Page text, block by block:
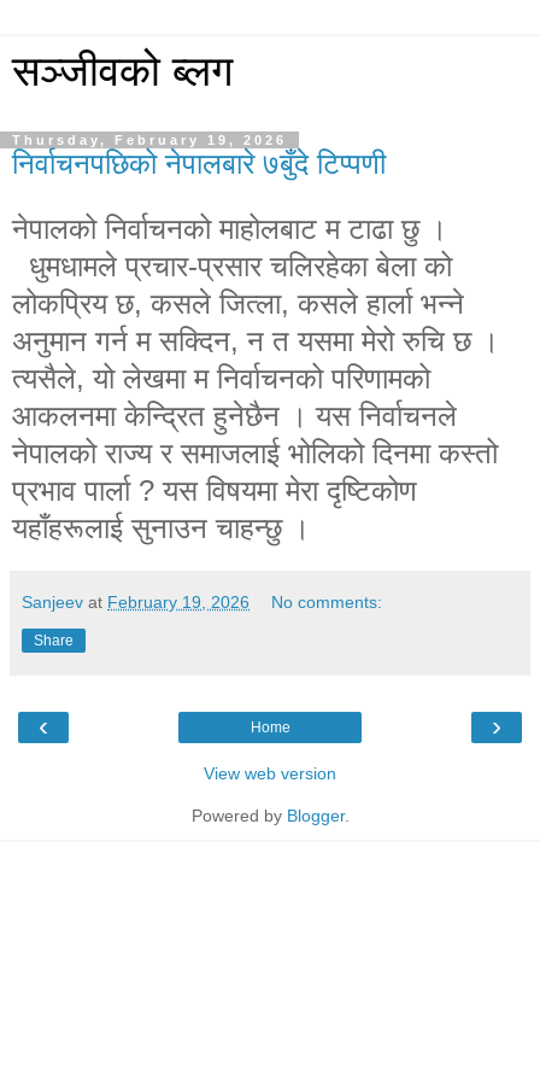
सञ्जीवको ब्लग
Thursday, February 19, 2026
निर्वाचनपछिको नेपालबारे ७बुँदे टिप्पणी
नेपालको निर्वाचनको माहोलबाट म टाढा छु ।
धुमधामले प्रचार-प्रसार चलिरहेका बेला को
लोकप्रिय छ,कसले जित्ला,कसले हार्ला भन्ने
अनुमान गर्न म सक्दिन,न त यसमा मेरो रुचि छ ।
त्यसैले,यो लेखमा म निर्वाचनको परिणामको
आकलनमा केन्द्रित हुनेछैन । यस निर्वाचनले
नेपालको राज्य र समाजलाई भोलिको दिनमा कस्तो
प्रभाव पार्ला?यस विषयमा मेरा दृष्टिकोण
यहाँहरूलाई सुनाउन चाहन्छु ।
Sanjeev at February 19, 2026 No comments:
Share
‹ ›
Home
View web version
Powered by Blogger.